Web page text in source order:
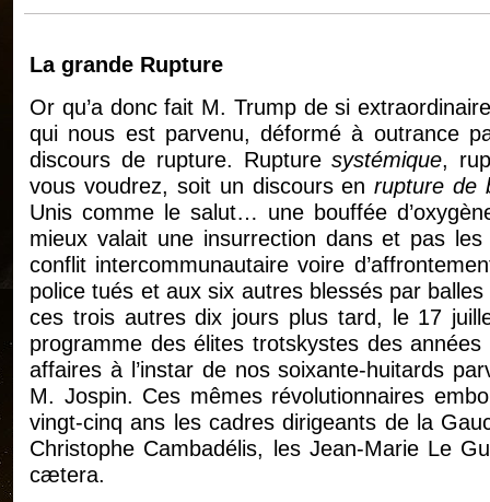
La grande Rupture
Or qu’a donc fait M. Trump de si
qui nous est parvenu, déformé à outrance
discours de rupture. Rupturesystémique,
vous voudrez, soit un discours enrupture de
Unis comme le salut… une bouffée
mieux valait une insurrection dans et pas
conflit intercommunautaire voire
police tués et aux six autres blessés par
ces trois autres dix jours plus tard, le 17
programme des élites trotskystes des
affaires à l’instar de nos soixante-huitards
M. Jospin. Ces mêmes révolutionnaires
vingt-cinq ans les cadres dirigeants de la
Christophe Cambadélis, les Jean-Marie Le
cætera.